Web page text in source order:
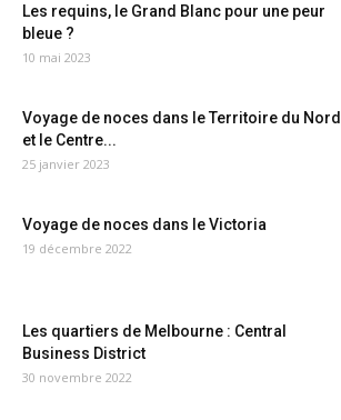
Les requins, le Grand Blanc pour une peur
bleue ?
10 mai 2023
Voyage de noces dans le Territoire du Nord
et le Centre...
25 janvier 2023
Voyage de noces dans le Victoria
19 décembre 2022
Les quartiers de Melbourne : Central
Business District
30 novembre 2022